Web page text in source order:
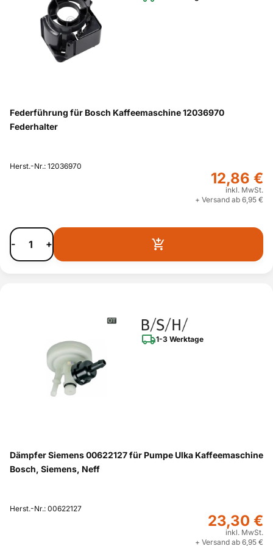
Federführung für Bosch Kaffeemaschine 12036970
Federhalter
Herst.-Nr.: 12036970
12,86 €
inkl. MwSt.
+ Versand ab 6,95 €
- +
1-3 Werktage
Dämpfer Siemens 00622127 für Pumpe Ulka Kaffeemaschine
Bosch, Siemens, Neff
Herst.-Nr.: 00622127
23,30 €
inkl. MwSt.
+ Versand ab 6,95 €